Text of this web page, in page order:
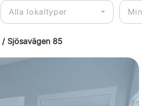
Alla lokaltyper
/ Sjösavägen 85